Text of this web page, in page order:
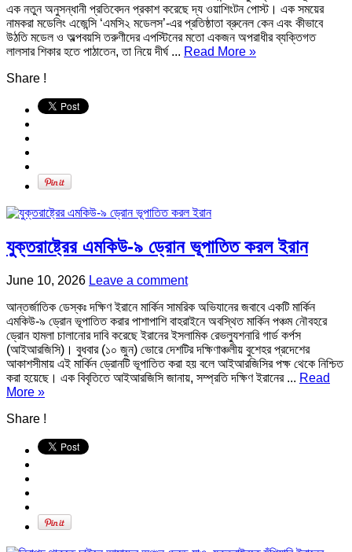
এক নতুন অনুসন্ধানী প্রতিবেদন প্রকাশ করেছে দ্য ওয়াশিংটন পোস্ট। এক সময়ের
নামকরা মডেলিং এজেন্সি ‘এমসি২ মডেলস’-এর প্রতিষ্ঠাতা ব্রুনেল কেন এবং কীভাবে
উঠতি মডেল ও অল্পবয়সি তরুণীদের এপস্টিনের মতো একজন অপরাধীর ব্যক্তিগত
লালসার শিকার হতে পাঠাতেন, তা নিয়ে দীর্ঘ ... Read More »
Share !
যুক্তরাষ্ট্রের এমকিউ-৯ ড্রোন ভূপাতিত করল ইরান
June 10, 2026 Leave a comment
আন্তর্জাতিক ডেস্কঃ দক্ষিণ ইরানে মার্কিন সামরিক অভিযানের জবাবে একটি মার্কিন
এমকিউ-৯ ড্রোন ভূপাতিত করার পাশাপাশি বাহরাইনে অবস্থিত মার্কিন পঞ্চম নৌবহরে
ড্রোন হামলা চালানোর দাবি করেছে ইরানের ইসলামিক রেভল্যুশনারি গার্ড কর্পস
(আইআরজিসি)। বুধবার (১০ জুন) ভোরে দেশটির দক্ষিণাঞ্চলীয় বুশেহর প্রদেশের
আকাশসীমায় এই মার্কিন ড্রোনটি ভূপাতিত করা হয় বলে আইআরজিসির পক্ষ থেকে নিশ্চিত
করা হয়েছে। এক বিবৃতিতে আইআরজিসি জানায়, সম্প্রতি দক্ষিণ ইরানের ... Read
More »
Share !